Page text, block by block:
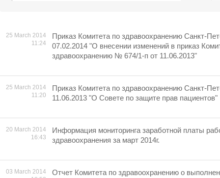
25 March 2014
11:24
Приказ Комитета по здравоохранению Санкт-
07.02.2014 "О внесении изменений в приказ
здравоохранению № 674/1-п от 11.06.2013"
25 March 2014
11:20
Приказ Комитета по здравоохранению Санкт-
11.06.2013 "О Совете по защите прав пациентов"
20 March 2014
16:43
Информация мониторинга заработной платы
здравоохранения за март 2014г.
03 March 2014
Отчет Комитета по здравоохранению о